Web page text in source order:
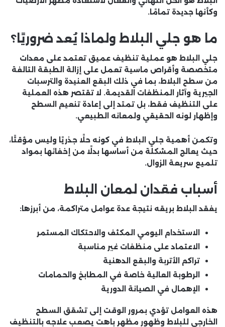
وكأنها جديدة تمامًا.
ما هو جلي البلاط ولماذا يُعد ضروريًا؟
جلي البلاط هو عملية تنظيف عميق تعتمد على معدات
متخصصة وأقراص ماسية تعمل على إزالة الطبقة التالفة
من سطح البلاط، بما في ذلك البقع العنيدة والترسبات
الجيرية وآثار المنظفات القديمة. لا تقتصر هذه العملية
على التنظيف فقط، بل تمتد إلى إعادة تنعيم السطح
وإظهار لونه الحقيقي ولمعانه الطبيعي.
وتكمن أهمية جلي البلاط في كونه حلًا جذريًا وليس مؤقتًا،
حيث يعالج المشكلة من أساسها بدلًا من إخفائها بمواد
تلميع سريعة الزوال.
أسباب فقدان لمعان البلاط
يفقد البلاط بريقه نتيجة عدة عوامل متراكمة، من أبرزها:
الاستخدام اليومي المكثف والاحتكاك المستمر
الاعتماد على منظفات غير مناسبة
تراكم الأتربة والبقع الدهنية
الرطوبة العالية خاصة في المطابخ والحمامات
الإهمال في الصيانة الدورية
هذه العوامل تؤدي بمرور الوقت إلى تشقق السطح
الخارجي للبلاط وظهور مظهر باهت يصعب علاجه بالتنظيف